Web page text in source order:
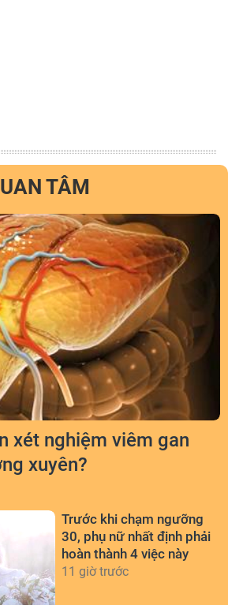
TÂM
xét nghiệm viêm gan
xuyên?
Trước khi chạm ngưỡng
30, phụ nữ nhất định phải
hoàn thành 4 việc này
11 giờ trước